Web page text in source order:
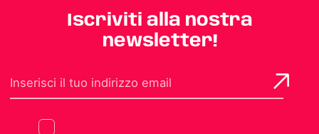
Iscriviti alla nostra
newsletter!